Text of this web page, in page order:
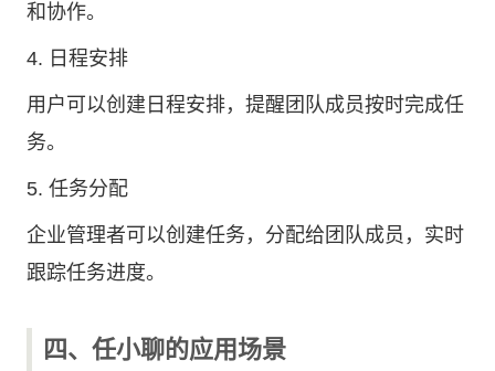
和协作。
4. 日程安排
用户可以创建日程安排，提醒团队成员按时完成任
务。
5. 任务分配
企业管理者可以创建任务，分配给团队成员，实时
跟踪任务进度。
四、任小聊的应用场景